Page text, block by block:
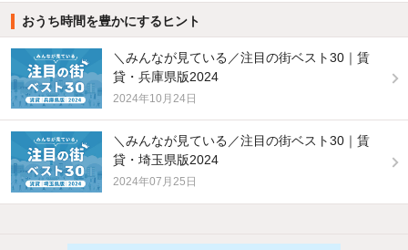
おうち時間を豊かにするヒント
＼みんなが見ている／注目の街ベスト30｜賃
貸・兵庫県版2024
2024年10月24日
＼みんなが見ている／注目の街ベスト30｜賃
貸・埼玉県版2024
2024年07月25日